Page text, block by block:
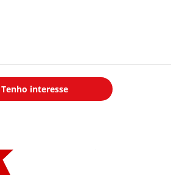
9,5 s
Transmissão CVT com 7
homocinéticas
Direção elétrica
Tenho interesse